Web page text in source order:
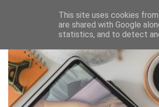
This site uses cookies
are shared with Google
statistics, and to detect